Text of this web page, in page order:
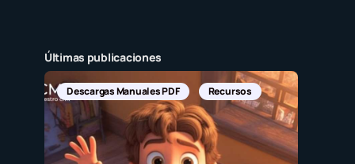
Últimas publicaciones
Descargas Manuales PDF Recursos